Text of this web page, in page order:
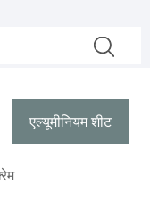
एल्यूमीनियम शीट